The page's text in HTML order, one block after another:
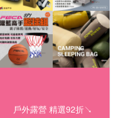
戶外露營 精選92折↘